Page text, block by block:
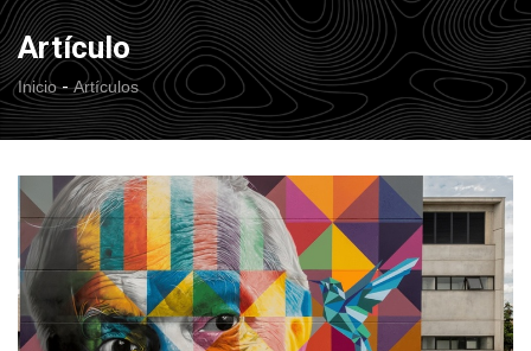
Artículo
Inicio- Artículos